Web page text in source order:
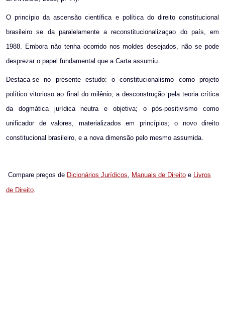
O princípio da ascensão científica e política do direito constitucional
brasileiro se da paralelamente a reconstitucionalizaçao do país, em
1988. Embora não tenha ocorrido nos moldes desejados, não se pode
desprezar o papel fundamental que a Carta assumiu.
Destaca-se no presente estudo: o constitucionalismo como projeto
político vitorioso ao final do milênio; a desconstrução pela teoria crítica
da dogmática jurídica neutra e objetiva; o pós-positivismo como
unificador de valores, materializados em princípios; o novo direito
constitucional brasileiro, e a nova dimensão pelo mesmo assumida.
Compare preços de Dicionários Jurídicos, Manuais de Direito e Livros
de Direito.